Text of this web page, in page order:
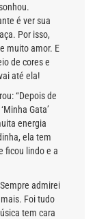
é ver sua
Por isso,
muito amor. E
de cores e
até ela!
“Depois de
Gata’
energia
ela tem
ficou lindo e a
admirei
Foi tudo
tem cara